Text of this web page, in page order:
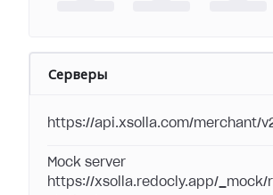
Серверы
https://api.xsolla.com/merchant/
Mock server
https://xsolla.redocly.app/_mock/